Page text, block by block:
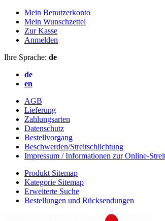
Mein Benutzerkonto
Mein Wunschzettel
Zur Kasse
Anmelden
Ihre Sprache: de
de
en
AGB
Lieferung
Zahlungsarten
Datenschutz
Bestellvorgang
Beschwerden/Streitschlichtung
Impressum / Informationen zur Online-
Produkt Sitemap
Kategorie Sitemap
Erweiterte Suche
Bestellungen und Rücksendungen